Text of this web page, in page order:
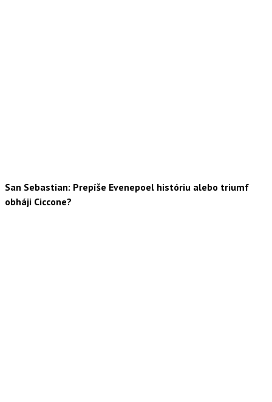
San Sebastian: Prepíše Evenepoel históriu alebo triumf
obháji Ciccone?